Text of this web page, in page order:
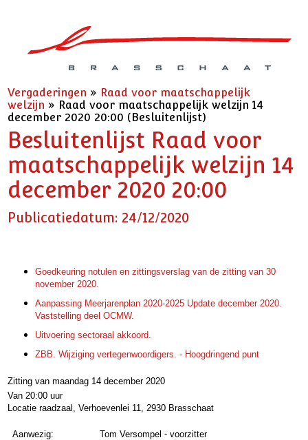
Vergaderingen » Raad voor maatschappelijk
welzijn » Raad voor maatschappelijk welzijn 14
december 2020 20:00 (Besluitenlijst)
Besluitenlijst Raad voor
maatschappelijk welzijn 14
december 2020 20:00
Publicatiedatum: 24/12/2020
Goedkeuring notulen en zittingsverslag van de zitting van 30
november 2020.
Aanpassing Meerjarenplan 2020-2025 Update december 2020.
Vaststelling deel OCMW.
Uitvoering sectoraal akkoord.
ZBB. Wijziging vertegenwoordigers. - Hoogdringend punt
Zitting van maandag 14 december 2020
Van 20:00 uur
Locatie raadzaal, Verhoevenlei 11, 2930 Brasschaat
Aanwezig:
Tom Versompel - voorzitter